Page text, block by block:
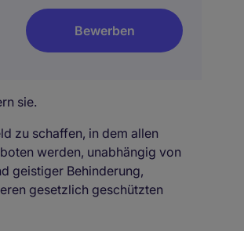
Bewerben
sie.
zu schaffen, in dem allen
werden, unabhängig von
geistiger Behinderung,
gesetzlich geschützten